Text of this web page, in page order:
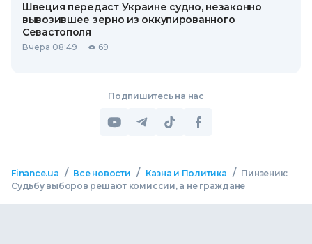
Швеция передаст Украине судно, незаконно
вывозившее зерно из оккупированного
Севастополя
Вчера 08:49 69
Подпишитесь на нас
Finance.ua / Все новости / Казна и Политика / Пинзеник:
Судьбу выборов решают комиссии, а не граждане